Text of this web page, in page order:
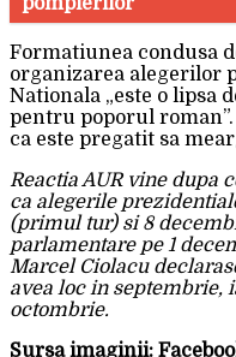
Formatiunea condusa
organizarea alegerilor
Nationala „este o lipsa
pentru poporul roman”.
ca este pregatit sa
Reactia AUR vine dupa
ca alegerile
(primul tur) si 8
parlamentare pe 1
Marcel Ciolacu
avea loc in septembrie,
octombrie.
Sursa imaginii: